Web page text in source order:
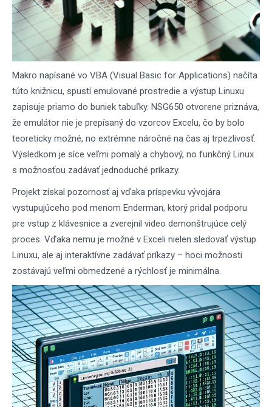
Makro napísané vo VBA (Visual Basic for Applications) načíta
túto knižnicu, spustí emulované prostredie a výstup Linuxu
zapisuje priamo do buniek tabuľky. NSG650 otvorene priznáva,
že emulátor nie je prepísaný do vzorcov Excelu, čo by bolo
teoreticky možné, no extrémne náročné na čas aj trpezlivosť.
Výsledkom je síce veľmi pomalý a chybový, no funkčný Linux
s možnosťou zadávať jednoduché príkazy.
Projekt získal pozornosť aj vďaka príspevku vývojára
vystupujúceho pod menom Enderman, ktorý pridal podporu
pre vstup z klávesnice a zverejnil video demonštrujúce celý
proces. Vďaka nemu je možné v Exceli nielen sledovať výstup
Linuxu, ale aj interaktívne zadávať príkazy – hoci možnosti
zostávajú veľmi obmedzené a rýchlosť je minimálna.